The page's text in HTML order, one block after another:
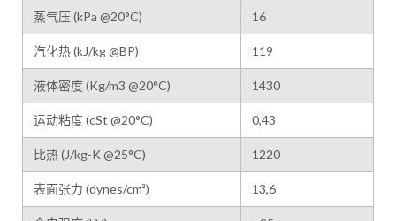
蒸气压 (kPa @20°C) 16
汽化热 (kJ/kg @BP) 119
液体密度 (Kg/m3 @20°C) 1430
运动粘度 (cSt @20°C) 0,43
比热 (J/kg-K @25°C) 1220
表面张力 (dynes/cm²) 13,6